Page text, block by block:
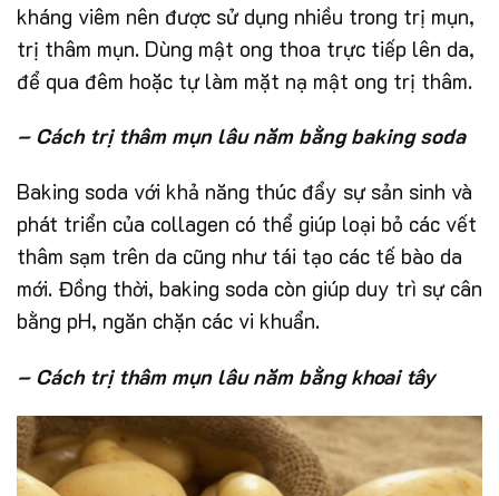
kháng viêm nên được sử dụng nhiều trong trị mụn,
trị thâm mụn. Dùng mật ong thoa trực tiếp lên da,
để qua đêm hoặc tự làm mặt nạ mật ong trị thâm.
– Cách trị thâm mụn lâu năm bằng baking soda
Baking soda với khả năng thúc đẩy sự sản sinh và
phát triển của collagen có thể giúp loại bỏ các vết
thâm sạm trên da cũng như tái tạo các tế bào da
mới. Đồng thời, baking soda còn giúp duy trì sự cân
bằng pH, ngăn chặn các vi khuẩn.
– Cách trị thâm mụn lâu năm bằng khoai tây